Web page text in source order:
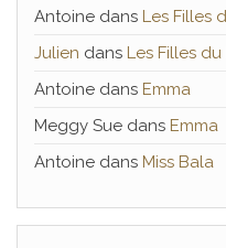
Antoine dans Les Filles
Julien dans Les Filles
Antoine dans Emma
Meggy Sue dans Emma
Antoine dans Miss Bala